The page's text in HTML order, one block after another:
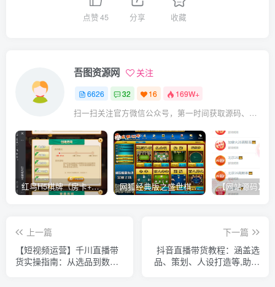
点赞45 分享 收藏
吾图资源网 关注
6626 32 16 169W+
扫一扫关注官方微信公众号，第一时间获取源码、网赚项目资源教程，自媒体等知识干货，让互联网创业赚钱更简单。
红鸟H5棋牌（房卡+金币）全套双模式游戏源码 网狐经典版之盛世棋牌完整游戏源码（包含文档、架设教程、网站、源代码等）
上一篇
【短视频运营】千川直播带
货实操指南：从选品到数据
下一篇
抖音直播带货教程：涵盖选
品、策划、人设打造等,助力